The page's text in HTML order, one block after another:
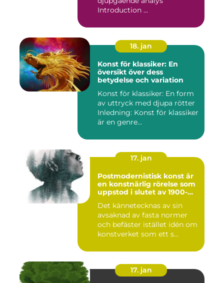
Introduction ...
18. jan
Konst för klassiker: En
översikt över dess
betydelse och variation
Konst för klassiker: En form
av uttryck med djupa rötter
Inledning: Konst för klassiker
är en genre...
17. jan
Postmodernistisk konst är
en konstnärlig rörelse som
uppstod i slutet av 1900-
mot modernismens
stränga regler och linjära
framsteg
Det kännetecknas av sin
avsaknad av fasta normer
och befäster istället idén om
konstverket som ett s...
17. jan